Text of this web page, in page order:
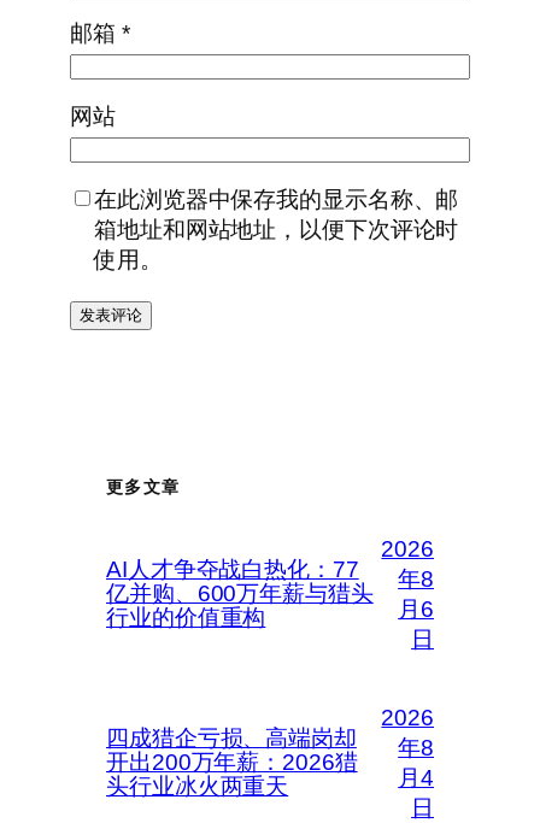
邮箱 *
网站
在此浏览器中保存我的显示名称、邮
箱地址和网站地址，以便下次评论时
使用。
更多文章
AI人才争夺战白热化：77
亿并购、600万年薪与猎头
行业的价值重构
2026
年8
月6
日
四成猎企亏损、高端岗却
开出200万年薪：2026猎
头行业冰火两重天
2026
年8
月4
日